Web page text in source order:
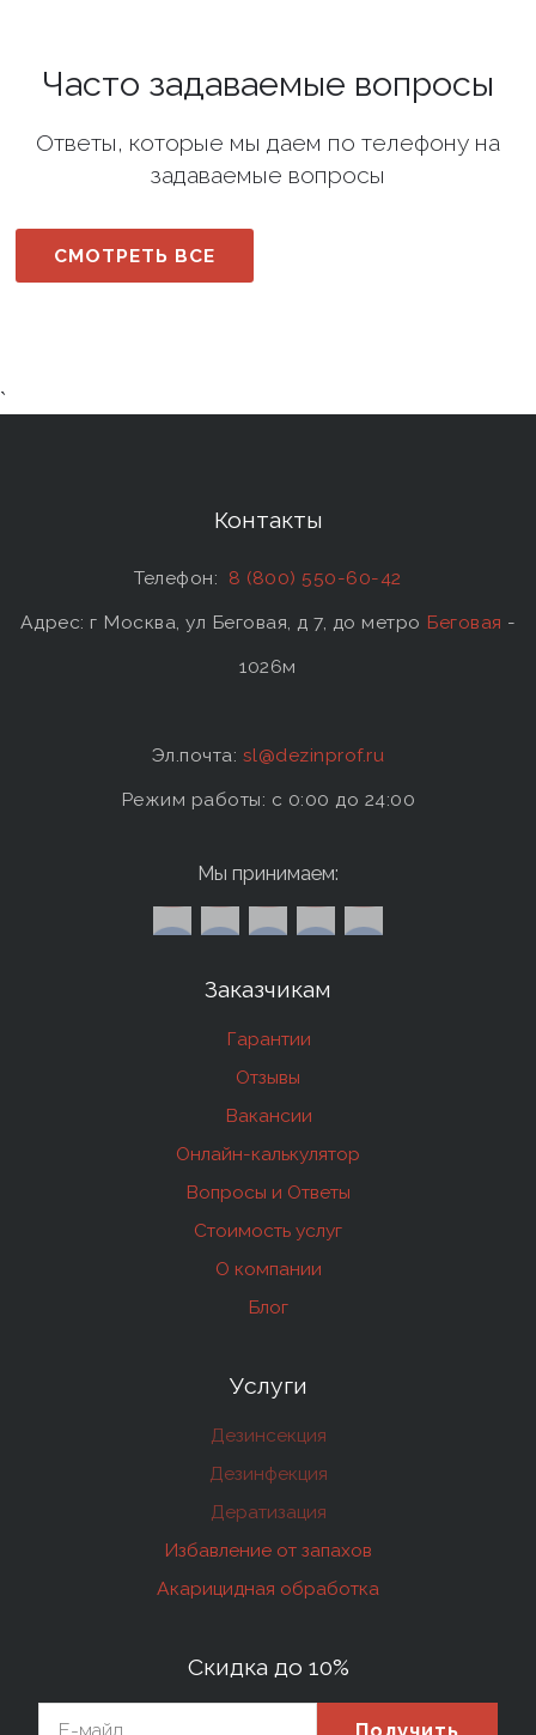
Часто задаваемые вопросы
Ответы, которые мы даем по телефону на
задаваемые вопросы
СМОТРЕТЬ ВСЕ
`
Контакты
Телефон: 8 (800) 550-60-42
Адрес: г Москва, ул Беговая, д 7, до метро Беговая -
1026м
Эл.почта: sl@dezinprof.ru
Режим работы: c 0:00 до 24:00
Мы принимаем:
Заказчикам
Гарантии
Отзывы
Вакансии
Онлайн-калькулятор
Вопросы и Ответы
Стоимость услуг
О компании
Блог
Услуги
Дезинсекция
Дезинфекция
Дератизация
Избавление от запахов
Акарицидная обработка
Скидка до 10%